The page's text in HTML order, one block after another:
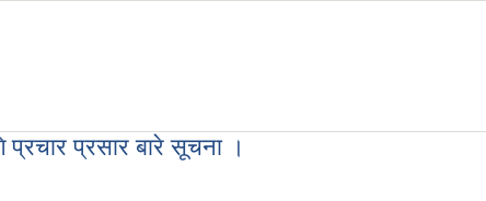
प्रचार प्रसार बारे सूचना ।